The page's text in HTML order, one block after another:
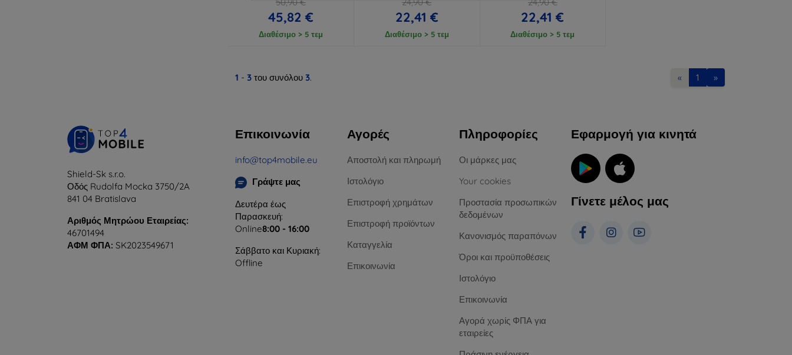
45,82 €
Διαθέσιμο > 5 τεμ
22,41 €
Διαθέσιμο > 5 τεμ
22,41 €
Διαθέσιμο > 5 τεμ
1 - 3 του συνόλου 3. « 1 »
Shield-Sk s.r.o.
Οδός Rudolfa Mocka 3750/2A
841 04 Bratislava
Αριθμός Μητρώου Εταιρείας:
46701494
ΑΦΜ ΦΠΑ: SK2023549671
Επικοινωνία
info@top4mobile.eu
Γράψτε μας
Δευτέρα έως
Παρασκευή:
Online8:00 - 16:00
Σάββατο και Κυριακή:
Offline
Αγορές
Αποστολή και πληρωμή
Ιστολόγιο
Επιστροφή χρημάτων
Επιστροφή προϊόντων
Καταγγελία
Επικοινωνία
Πληροφορίες
Οι μάρκες μας
Your cookies
Προστασία προσωπικών
δεδομένων
Κανονισμός παραπόνων
Όροι και προϋποθέσεις
Ιστολόγιο
Επικοινωνία
Αγορά χωρίς ΦΠΑ για
εταιρείες
Εφαρμογή για κινητά
Γίνετε μέλος μας